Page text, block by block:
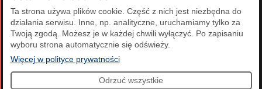
Dział Finansów i Kadr
Dział Projektów Olimpijskich
Dział Programów Rozwojowych
Ta strona używa plików cookie. Część z nich jest niezbędna do
działania serwisu. Inne, np. analityczne, uruchamiamy tylko za
Twoją zgodą. Możesz je w każdej chwili wyłączyć. Po zapisaniu
wyboru strona automatycznie się odświeży.
Więcej w polityce prywatności(otwiera się w nowej karcie)
Odrzuć wszystkie